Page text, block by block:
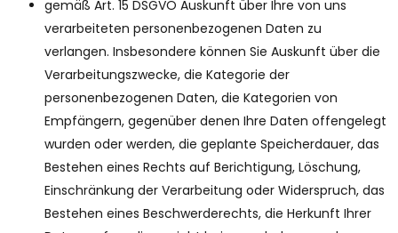
gemäß Art. 15 DSGVO Auskunft über Ihre von uns
verarbeiteten personenbezogenen Daten zu
verlangen. Insbesondere können Sie Auskunft über die
Verarbeitungszwecke, die Kategorie der
personenbezogenen Daten, die Kategorien von
Empfängern, gegenüber denen Ihre Daten offengelegt
wurden oder werden, die geplante Speicherdauer, das
Bestehen eines Rechts auf Berichtigung, Löschung,
Einschränkung der Verarbeitung oder Widerspruch, das
Bestehen eines Beschwerderechts, die Herkunft Ihrer